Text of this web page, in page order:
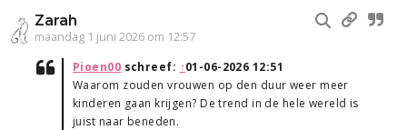
Zarah
maandag 1 juni 2026 om 12:57
Pioen00 schreef: ↑01-06-2026 12:51
Waarom zouden vrouwen op den duur weer meer
kinderen gaan krijgen? De trend in de hele wereld is
juist naar beneden.